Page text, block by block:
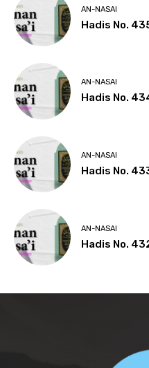
AN-NASAI
Hadis No.
AN-NASAI
Hadis No.
AN-NASAI
Hadis No.
AN-NASAI
Hadis No.